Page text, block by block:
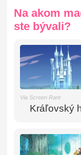
Na akom
ste bývali?
Via Screen Rant
Kráľovský